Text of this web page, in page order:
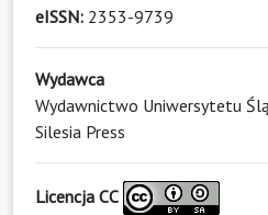
eISSN: 2353-9739
Wydawca
Wydawnictwo Uniwersytetu
Silesia Press
Licencja CC